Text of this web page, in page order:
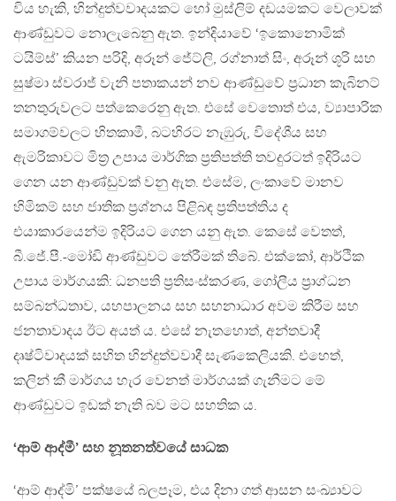
විය හැකි, හින්දුත්වවාදයකට හෝ මුස්ලිම් දඩයමකට වෙලාවක්
ආණ්ඩුවට නොලැබෙනු ඇත. ඉන්දියාවේ ‘ඉකොනොමික්
ටයිම්ස්’ කියන පරිදි, අරූන් ජේට්ලි, රග්නාත් සිං, අරූන් ශූරි සහ
සුෂ්මා ස්වරාජ් වැනි පතාකයන් නව ආණ්ඩුවේ ප‍්‍රධාන කැබිනට්
තනතුරුවලට පත්කෙරෙනු ඇත. එසේ වෙතොත් එය, ව්‍යාපාරික
සමාගම්වලට හිතකාමී, බටහිරට නැඹුරු, විදේශීය සහ
ඇමරිකාවට මිත‍්‍ර උපාය මාර්ගික ප‍්‍රතිපත්ති තවදුරටත් ඉදිරියට
ගෙන යන ආණ්ඩුවක් වනු ඇත. එසේම, ලංකාවේ මානව
හිමිකම් සහ ජාතික ප‍්‍රශ්නය පිළිබඳ ප‍්‍රතිපත්තිය ද
එයාකාරයෙන්ම ඉදිරියට ගෙන යනු ඇත. කෙසේ වෙතත්,
බී.ජේ.පී.-මෝඩි ආණ්ඩුවට තේරීමක් තිබේ. එක්කෝ, ආර්ථික
උපාය මාර්ගයකි: ධනපති ප‍්‍රතිසංස්කරණ, ගෝලීය ප‍්‍රාග්ධන
සම්බන්ධතාව, යහපාලනය සහ සහනාධාර අවම කිරීම සහ
ජනතාවාදය ඊට අයත් ය. එසේ නැතහොත්, අන්තවාදී
දෘෂ්ටිවාදයක් සහිත හින්දුත්වවාදී සැණකෙලියකි. එහෙත්,
කලින් කී මාර්ගය හැර වෙනත් මාර්ගයක් ගැනීමට මේ
ආණ්ඩුවට ඉඩක් නැති බව මට සහතික ය.
‘ආම් ආද්මී’ සහ නූතනත්වයේ සාධක
‘ආම් ආද්මි’ පක්ෂයේ බලපෑම, එය දිනා ගත් ආසන සංඛ්‍යාවට